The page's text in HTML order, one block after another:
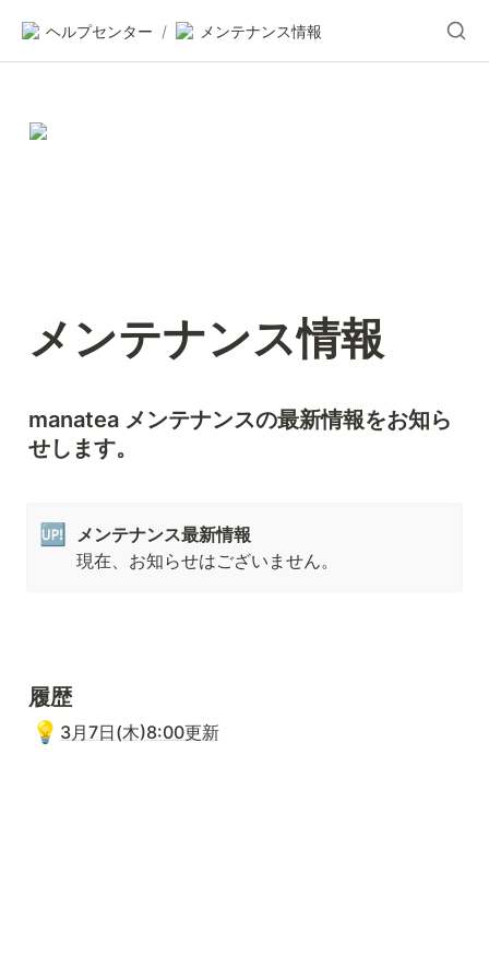
ヘルプセンター / メンテナンス情報
メンテナンス情報
manatea メンテナンスの最新情報をお知ら
せします。
🆙
現在、お知らせはございません。
履歴
💡 3月7日(木)8:00更新